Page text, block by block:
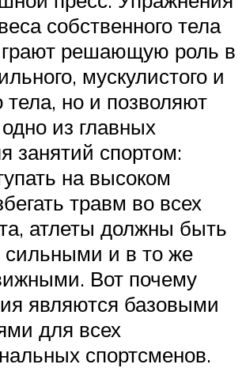
собственного тела
решающую роль в
мускулистого и
тела, но и позволяют
из главных
занятий спортом:
на высоком
травм во всех
атлеты должны быть
сильными и в то же
Вот почему
являются базовыми
для всех
спортсменов.